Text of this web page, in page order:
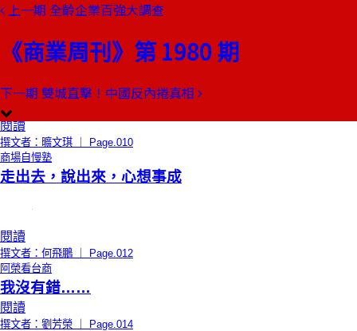
上一期 全齡企業百強大調查
《商業周刊》第 1980 期
下一期 雙城直擊！中國反內捲真相
本期目錄
總編輯的話
冠軍別隱形
閱讀
撰文者：曠文琪 ｜ Page.010
商場自慢塾
走出去，說出來，心想事成
閱讀
撰文者：何飛鵬 ｜ Page.012
阿榮看台商
我沒有錯……
閱讀
撰文者：劉芳榮 ｜ Page.014